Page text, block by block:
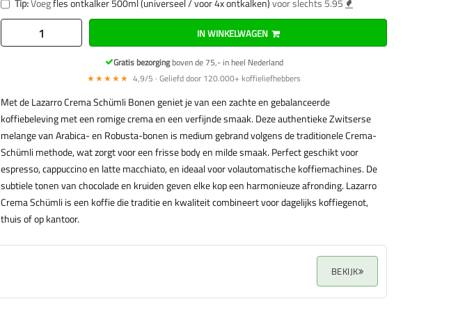
Tip:Voegfles ontkalker 500ml (universeel / voor 4x ontkalken)voor slechts 5.95
IN WINKELWAGEN
Gratis bezorgingboven de 75,- in heel Nederland
★★★★★ 4,9/5 · Geliefd door 120.000+ koffieliefhebbers
Met de Lazarro Crema Schümli Bonen geniet je van een zachte en gebalanceerde
koffiebeleving met een romige crema en een verfijnde smaak. Deze authentieke Zwitserse
melange van Arabica- en Robusta-bonen is medium gebrand volgens de traditionele Crema-
Schümli methode, wat zorgt voor een frisse body en milde smaak. Perfect geschikt voor
espresso, cappuccino en latte macchiato, en ideaal voor volautomatische koffiemachines. De
subtiele tonen van chocolade en kruiden geven elke kop een harmonieuze afronding. Lazarro
Crema Schümli is een koffie die traditie en kwaliteit combineert voor dagelijks koffiegenot,
thuis of op kantoor.
BEKIJK